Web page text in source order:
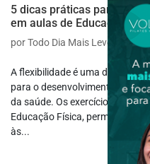
5 dicas práticas para
em aulas de Educação
porTodo Dia Mais Leve jan 20,
A flexibilidade é uma das
para o desenvolvimento motor,
da saúde. Os exercícios de
Educação Física, permitindo
às...